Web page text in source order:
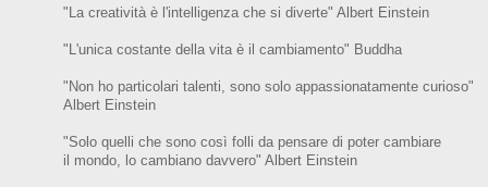
"La creatività è l'intelligenza che si diverte" Albert Einstein
"L'unica costante della vita è il cambiamento" Buddha
"Non ho particolari talenti, sono solo appassionatamente curioso"
Albert Einstein
"Solo quelli che sono così folli da pensare di poter cambiare
il mondo, lo cambiano davvero" Albert Einstein